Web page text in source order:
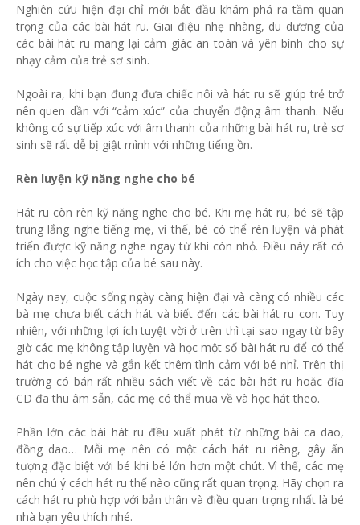
Nghiên cứu hiện đại chỉ mới bắt đầu khám phá ra tầm quan
trọng của các bài hát ru. Giai điệu nhẹ nhàng, du dương của
các bài hát ru mang lại cảm giác an toàn và yên bình cho sự
nhạy cảm của trẻ sơ sinh.
Ngoài ra, khi bạn đung đưa chiếc nôi và hát ru sẽ giúp trẻ trở
nên quen dần với “cảm xúc” của chuyển động âm thanh. Nếu
không có sự tiếp xúc với âm thanh của những bài hát ru, trẻ sơ
sinh sẽ rất dễ bị giật mình với những tiếng ồn.
Rèn luyện kỹ năng nghe cho bé
Hát ru còn rèn kỹ năng nghe cho bé. Khi mẹ hát ru, bé sẽ tập
trung lắng nghe tiếng mẹ, vì thế, bé có thể rèn luyện và phát
triển được kỹ năng nghe ngay từ khi còn nhỏ. Điều này rất có
ích cho việc học tập của bé sau này.
Ngày nay, cuộc sống ngày càng hiện đại và càng có nhiều các
bà mẹ chưa biết cách hát và biết đến các bài hát ru con. Tuy
nhiên, với những lợi ích tuyệt vời ở trên thì tại sao ngay từ bây
giờ các mẹ không tập luyện và học một số bài hát ru để có thể
hát cho bé nghe và gắn kết thêm tình cảm với bé nhỉ. Trên thị
trường có bán rất nhiều sách viết về các bài hát ru hoặc đĩa
CD đã thu âm sẵn, các mẹ có thể mua về và học hát theo.
Phần lớn các bài hát ru đều xuất phát từ những bài ca dao,
đồng dao… Mỗi mẹ nên có một cách hát ru riêng, gây ấn
tượng đặc biệt với bé khi bé lớn hơn một chút. Vì thế, các mẹ
nên chú ý cách hát ru thế nào cũng rất quan trọng. Hãy chọn ra
cách hát ru phù hợp với bản thân và điều quan trọng nhất là bé
nhà bạn yêu thích nhé.